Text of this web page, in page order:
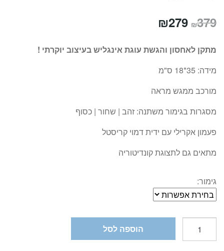
₪379 המחיר
היה:
₪379.
₪279
הוא:
מתקן לאחסון והגשת עוגת אינגליש בעיצוב יוקרתי !
מידה: 35*18 ס"מ
מורכב ממגש מראה
מסגרות בגימור משתנה: זהב | שחור | כסוף
פעמון אקרילי עם ידית דמוי קריסטל
מתאים גם לתצוגת קונדיטוריה
גימור:
הוספה לסל